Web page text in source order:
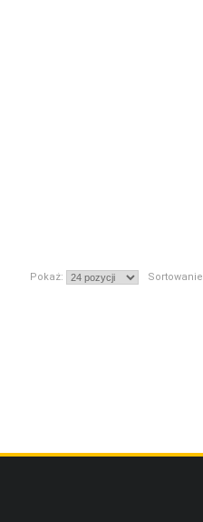
Pokaż: Sortowanie